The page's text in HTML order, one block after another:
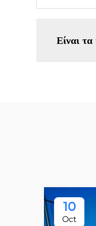
Είναι
10
Oct